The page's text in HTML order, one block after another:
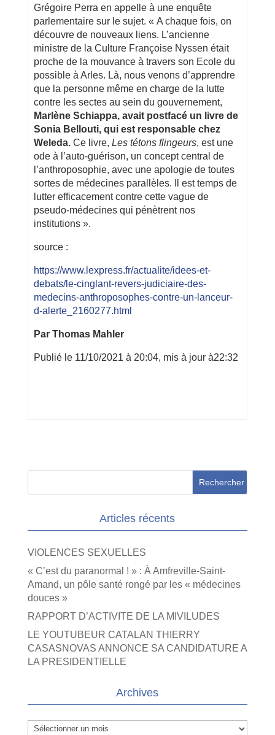
Grégoire Perra en appelle à une enquête
parlementaire sur le sujet. « A chaque fois, on
découvre de nouveaux liens. L’ancienne
ministre de la Culture Françoise Nyssen était
proche de la mouvance à travers son Ecole du
possible à Arles. Là, nous venons d’apprendre
que la personne même en charge de la lutte
contre les sectes au sein du gouvernement,
Marlène Schiappa, avait postfacé un livre de
Sonia Bellouti, qui est responsable chez
Weleda. Ce livre,Les tétons flingeurs, est une
ode à l’auto-guérison, un concept central de
l’anthroposophie, avec une apologie de toutes
sortes de médecines parallèles. Il est temps de
lutter efficacement contre cette vague de
pseudo-médecines qui pénètrent nos
institutions ».
source :
https://www.lexpress.fr/actualite/idees-et-
debats/le-cinglant-revers-judiciaire-des-
medecins-anthroposophes-contre-un-lanceur-
d-alerte_2160277.html
Par Thomas Mahler
Publié le 11/10/2021 à 20:04, mis à jour à22:32
Articles récents
VIOLENCES SEXUELLES
« C’est du paranormal ! » : À Amfreville-Saint-
Amand, un pôle santé rongé par les « médecines
douces »
RAPPORT D’ACTIVITE DE LA MIVILUDES
LE YOUTUBEUR CATALAN THIERRY
CASASNOVAS ANNONCE SA CANDIDATURE A
LA PRESIDENTIELLE
Archives
Archives